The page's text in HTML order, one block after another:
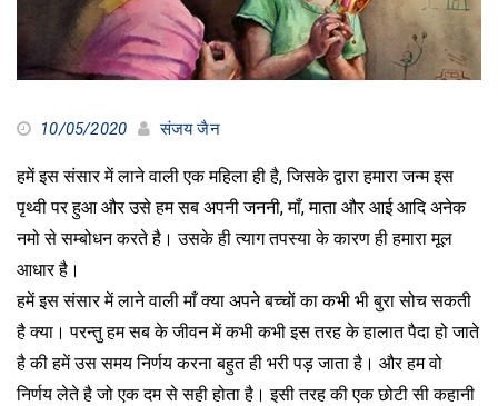
10/05/2020 संजय जैन
हमें इस संसार में लाने वाली एक महिला ही है, जिसके द्वारा हमारा जन्म इस
पृथ्वी पर हुआ और उसे हम सब अपनी जननी, माँ, माता और आई आदि अनेक
नमो से सम्बोधन करते है। उसके ही त्याग तपस्या के कारण ही हमारा मूल
आधार है।
हमें इस संसार में लाने वाली माँ क्या अपने बच्चों का कभी भी बुरा सोच सकती
है क्या। परन्तु हम सब के जीवन में कभी कभी इस तरह के हालात पैदा हो जाते
है की हमें उस समय निर्णय करना बहुत ही भरी पड़ जाता है। और हम वो
निर्णय लेते है जो एक दम से सही होता है। इसी तरह की एक छोटी सी कहानी